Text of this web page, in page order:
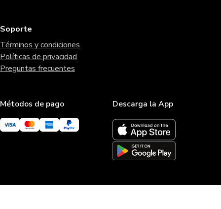
Soporte
Términos y condiciones
Políticas de privacidad
Preguntas frecuentes
Métodos de pago Descarga la App